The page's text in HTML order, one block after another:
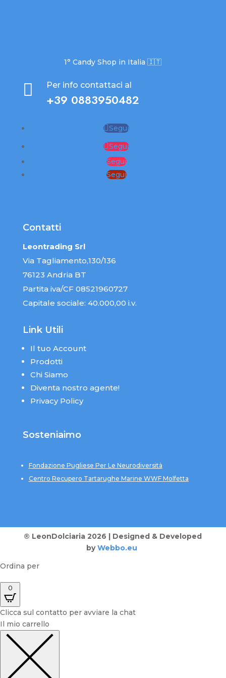
1° Candy Shop in Italia 🇮🇹
 Per info contattaci al
+39 0883950482
Segui
Segui
Segui
Segui
Contatti
Leontrading Srl
Via Tagliamento,130/136
76123 Andria BT
Partita iva/CF 08521960727
Capitale sociale: 40.000,00 i.v.
Link Utili
Il tuo Account
Prodotti
Chi Siamo
Diventa nostro agente!
Privacy Policy
Sosteniaimo
Fondazione Pugliese Per Le Neurodiversità
Centro Recupero Tartarughe Marine WWF Molfetta
® LeonDolciaria 2026 | Designed & Developed
by Webbo.eu
Ordina per
0
Clicca sul contatto per avviare la chat
Il mio carrello